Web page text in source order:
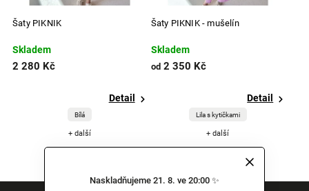
Naskladňujeme 21. 8. ve 20:00 ✨
Šaty PIKNIK
Skladem
2 280 Kč
Detail
Bílá
+ další
Šaty PIKNIK - mušelín
Skladem
od2 350 Kč
Detail
Lila s kytičkami
+ další